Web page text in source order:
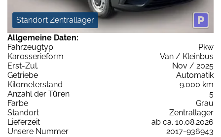
Standort Zentrallager
Allgemeine Daten:
Fahrzeugtyp
Pkw
Karosserieform
Van / Kleinbus
Erst-Zul.
Nov / 2025
Getriebe
Automatik
Kilometerstand
9.000 km
Anzahl der Türen
5
Farbe
Grau
Standort
Zentrallager
Lieferzeit
ab ca. 10.08.2026
Unsere Nummer
2017-936943